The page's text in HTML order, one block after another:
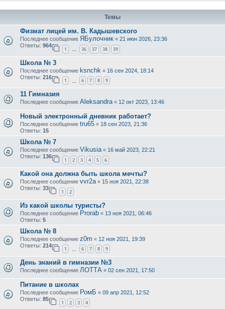
Темы
Физмат лицей им. В. Кадышевского
Последнее сообщение ЯБулочник « 21 июн 2026, 23:36
Ответы: 964
1 … 36 37 38 39
Школа № 3
Последнее сообщение ksnchk « 16 сен 2024, 18:14
Ответы: 216
1 6 7 8 9
11 Гимназия
Последнее сообщение Aleksandra « 12 окт 2023, 13:46
Новый электронный дневник работает?
Последнее сообщение tru65 « 18 сен 2023, 21:36
Ответы: 15
Школа № 7
Последнее сообщение Vikusia « 16 май 2023, 22:21
Ответы: 136
1 2 3 4 5 6
Какой она должна быть школа мечты?
Последнее сообщение vvr2a « 15 ноя 2021, 22:38
Ответы: 33
1 2
Из какой школы туристы?
Последнее сообщение Prorab « 13 ноя 2021, 06:46
Ответы: 5
Школа № 8
Последнее сообщение z0m « 12 ноя 2021, 19:39
Ответы: 214
1 6 7 8 9
День знаний в гимназии №3
Последнее сообщение ЛОТТА « 02 сен 2021, 17:50
Питание в школах
Последнее сообщение РомБ « 09 апр 2021, 12:52
Ответы: 85
1 2 3 4